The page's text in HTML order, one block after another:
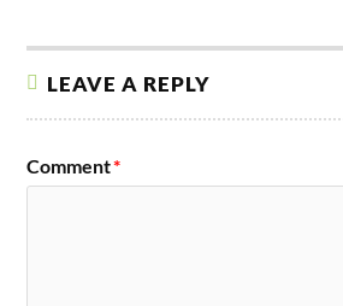
LEAVE A REPLY
Comment*